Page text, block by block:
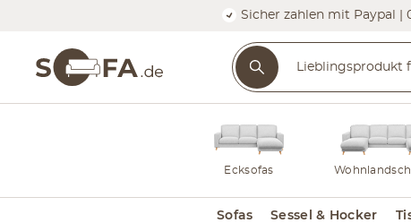
Sicher zahlen mit Paypal |
Ecksofas
Sofas Sessel & Hocker